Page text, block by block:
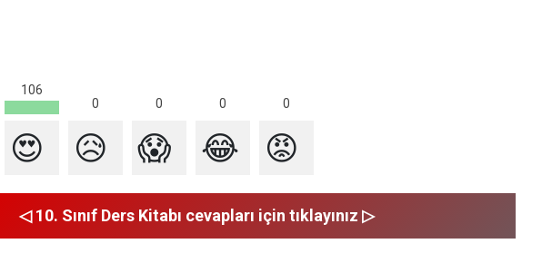
106
0
0 0 0
😍 😥 😱 😂 😡
◁ 10. Sınıf Ders Kitabı cevapları için tıklayınız ▷